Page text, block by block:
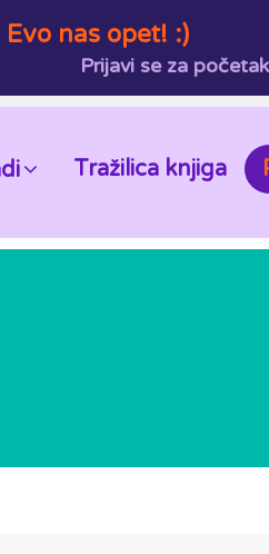
Evo nas opet! :)
Prijavi se za
Tražilica knjiga